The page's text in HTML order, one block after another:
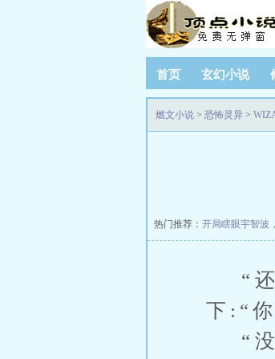
首页 玄幻小说
燃文小说 > 恐怖灵异 >
热门推荐： 开局瞎眼宇智波
“还
下:“
“没